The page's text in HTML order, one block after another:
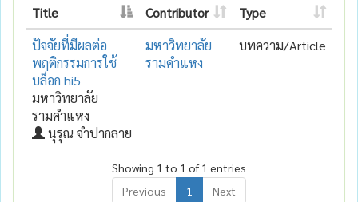
Title Contributor
Type
ปัจจัยที่มีผลต่อ
พฤติกรรมการใช้
บล็อก hi5
มหาวิทยาลัย
รามคำแหง
นุรุณ จำปากลาย
มหาวิทยาลัย
รามคำแหง
บทความ/Article
Showing 1 to 1 of 1 entries
Previous
1 Next